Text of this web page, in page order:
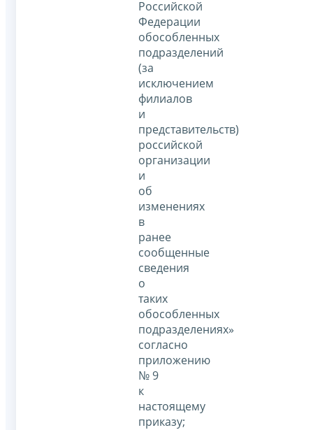
Российской
Федерации
обособленных
подразделений
(за
исключением
филиалов
и
представительств)
российской
организации
и
об
изменениях
в
ранее
сообщенные
сведения
о
таких
обособленных
подразделениях»
согласно
приложению
№ 9
к
настоящему
приказу;